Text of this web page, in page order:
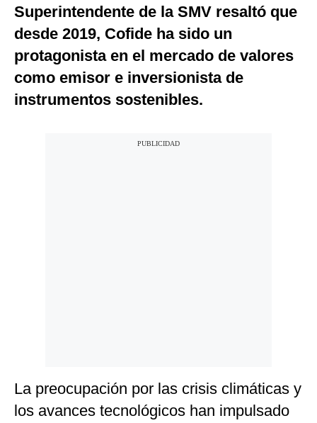
Superintendente de la SMV resaltó que
desde 2019, Cofide ha sido un
protagonista en el mercado de valores
como emisor e inversionista de
instrumentos sostenibles.
La preocupación por las crisis climáticas y
los avances tecnológicos han impulsado